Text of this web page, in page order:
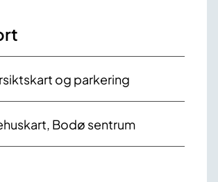
og parkering
Bodø sentrum